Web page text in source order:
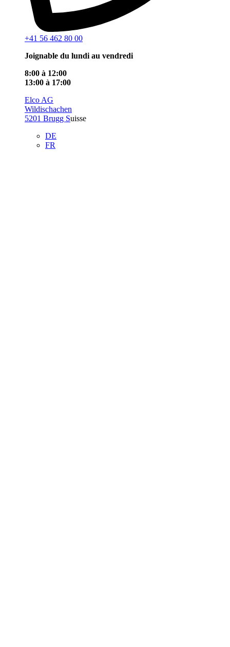
+41 56 462 80 00
Joignable du lundi au vendredi
8:00 à 12:00
13:00 à 17:00
Elco AG
Wildischachen
5201 Brugg Suisse
DE
FR